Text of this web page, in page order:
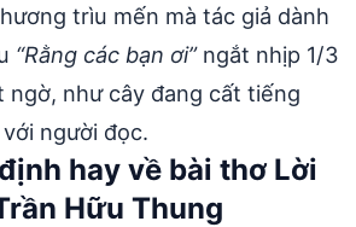
trìu mến mà tác giả dành
“Rằng các bạn ơi”ngắt nhịp 1/3
ngờ, như cây đang cất tiếng
người đọc.
hay về bài thơ Lời
Hữu Thung